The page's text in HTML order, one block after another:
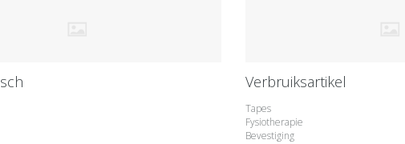
Verbruiksartikel
Tapes
Fysiotherapie
Bevestiging